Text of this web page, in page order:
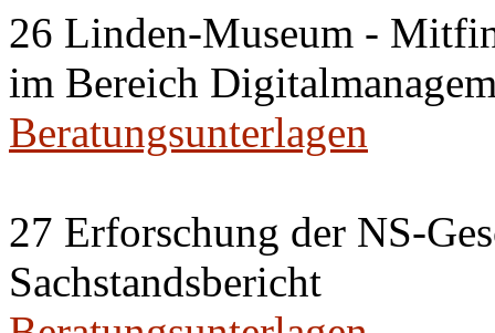
26 Linden-Museum -
im Bereich
Beratungsunterlagen
27 Erforschung der NS-
Sachstandsbericht